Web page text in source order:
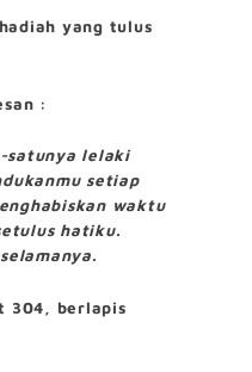
yang tulus
:
satunya lelaki
setiap
waktu
hatiku.
304, berlapis